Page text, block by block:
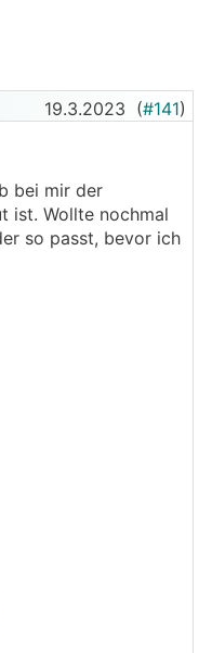
19.3.2023 (#141)
bei mir der
ist. Wollte nochmal
so passt, bevor ich